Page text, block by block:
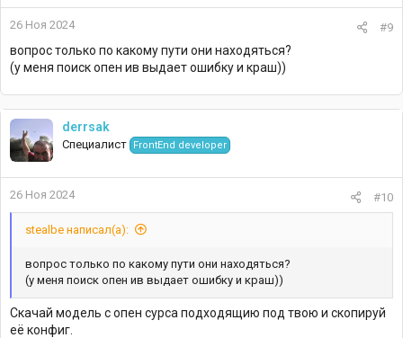
26 Ноя 2024 #9
вопрос только по какому пути они находяться?
(у меня поиск опен ив выдает ошибку и краш))
derrsak
Специалист FrontEnd developer
26 Ноя 2024 #10
stealbe написал(а):
вопрос только по какому пути они находяться?
(у меня поиск опен ив выдает ошибку и краш))
Скачай модель с опен сурса подходящию под твою и скопируй
её конфиг.